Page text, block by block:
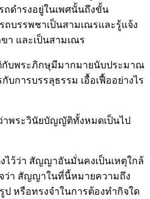
ดำรงอยู่ในเพศนั้นถึงขั้น
บรรพชาเป็นสามเณรและรู้แจ้ง
า และเป็นสามเณร
บพระภิกษุมีมากมายนับประมาณ
บการบรรลุธรรม เอื้อเฟื้ออย่างไร
ว่าพระวินัยบัญญัติทั้งหมดเป็นไป
ไว้ว่า สัญญาอันมั่นคงเป็นเหตุใกล้
จว่า สัญญาในที่นี้หมายความถึง
หรือทรงจำในการต้องทำกิจใด